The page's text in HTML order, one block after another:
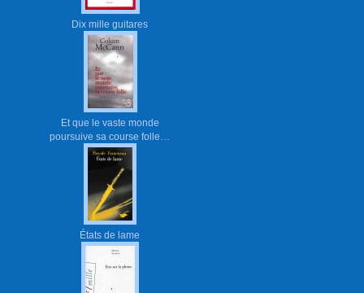
Dix mille guitares
Et que le vaste monde
poursuive sa course folle…
États de lame